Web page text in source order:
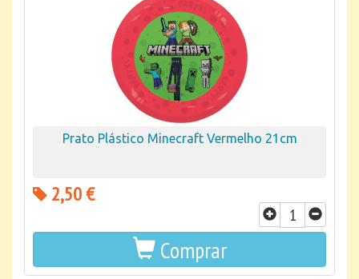
Prato Plástico Minecraft Vermelho 21cm
2,50 €
Comprar